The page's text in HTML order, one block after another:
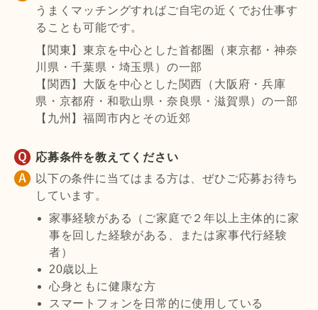
うまくマッチングすればご自宅の近くでお仕事す
ることも可能です。
【関東】東京を中心とした首都圏（東京都・神奈
川県・千葉県・埼玉県）の一部
【関西】大阪を中心とした関西（大阪府・兵庫
県・京都府・和歌山県・奈良県・滋賀県）の一部
【九州】福岡市内とその近郊
応募条件を教えてください
以下の条件に当てはまる方は、ぜひご応募お待ち
しています。
家事経験がある（ご家庭で２年以上主体的に家
事を回した経験がある、または家事代行経験
者）
20歳以上
心身ともに健康な方
スマートフォンを日常的に使用している